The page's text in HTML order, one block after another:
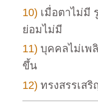
10) เมื่อตาไม่มี
ย่อมไม่มี
11) บุคคลไม่เพ
ขึ้น
12) ทรงสรรเส